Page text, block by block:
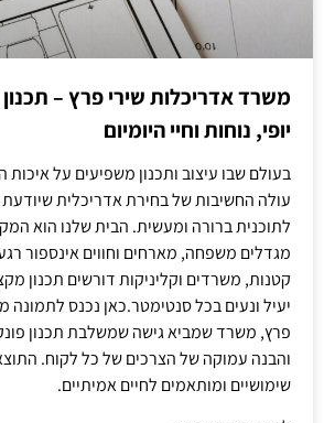
משרד אדריכלות שירי פרץ –
יופי, נוחות וחיי היומיום
בעולם שבו עיצוב ותכנון משפיעים על איכות
עולה החשיבות של בחירת אדריכלית
לתוכנית ברורה ומעשית. הבית שלנו הוא
מגדלים משפחה, מארחים וחווים אינספור
קטנות, משרדים וקליניקות דורשים תכנון
יעיל ונעים בכל סנטימטר.כאן נכנס לתמונה
פרץ, משרד שמביא גישה שמשלבת תכנון
והבנה עמוקה של הצרכים של כל לקוח.
שימושיים ומותאמים לחיים אמיתיים.